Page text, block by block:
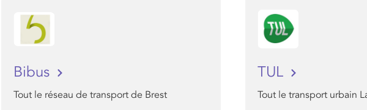
Bibus
Tout le réseau de transport de Brest
TUL
Tout le transport urbain